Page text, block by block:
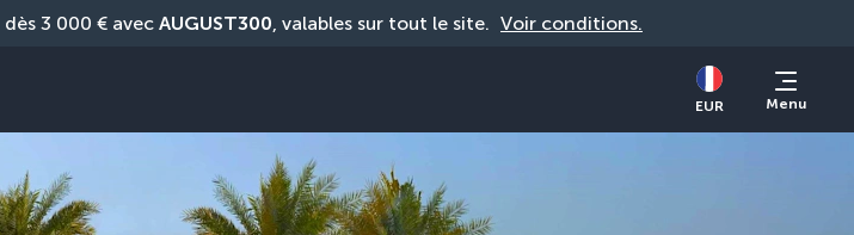
dès 3 000 € avec AUGUST300, valables sur tout le site. Voir conditions.
EUR Menu